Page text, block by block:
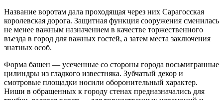
Название воротам дала проходящая через них Сарагосская
королевская дорога. Защитная функция сооружения сменилась
не менее важным назначением в качестве торжественного
въезда в город для важных гостей, а затем места заключения
знатных особ.
Форма башен — усеченные со стороны города восьмигранные
цилиндры из гладкого известняка. Зубчатый декор и
смотровые площадки носили оборонительный характер.
Ниши в обращенных к городу стенах предназначались для